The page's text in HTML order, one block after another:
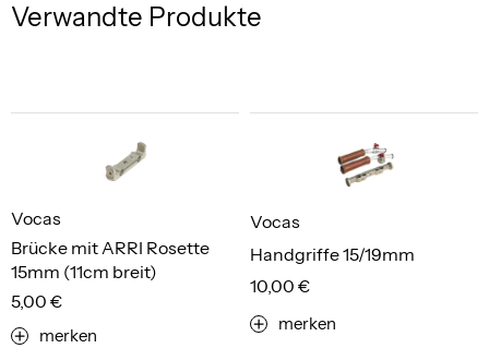
Verwandte Produkte
Brücke mit ARRI Rosette
15mm (11cm breit)
Vocas
5,00 €
merken
Handgriffe 15/19mm
Vocas
10,00 €
merken